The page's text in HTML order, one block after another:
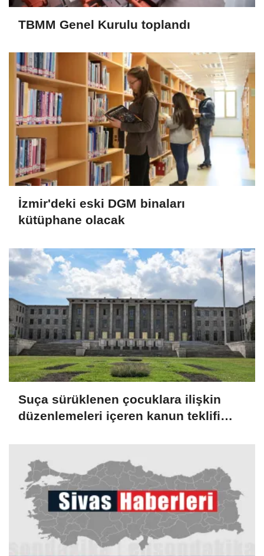
TBMM Genel Kurulu toplandı
İzmir'deki eski DGM binaları
kütüphane olacak
Suça sürüklenen çocuklara ilişkin
düzenlemeleri içeren kanun teklifi
(2)